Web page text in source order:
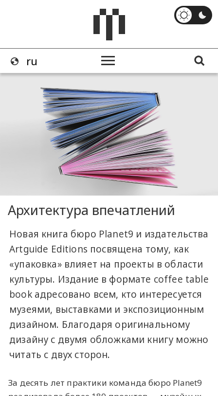
Архитектура впечатлений
Новая книга бюро Planet9 и издательства
Artguide Editions посвящена тому, как
«упаковка» влияет на проекты в области
культуры. Издание в формате coffee table
book адресовано всем, кто интересуется
музеями, выставками и экспозиционным
дизайном. Благодаря оригинальному
дизайну с двумя обложками книгу можно
читать с двух сторон.
За десять лет практики команда бюро Planet9